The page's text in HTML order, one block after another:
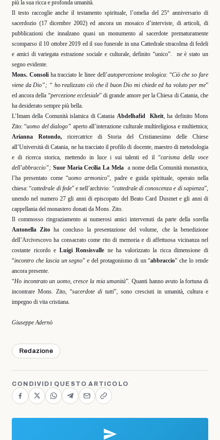
più la sua ricca e profonda umanità.
Il testo raccoglie anche il testamento spirituale, l’omelia del 25° anniversario di
sacerdozio (17 dicembre 2002) ed ancora un mosaico d’interviste, di articoli, di
pubblicazioni che innalzano quasi un monumento al sacerdote prematuramente
scomparso il 10 ottobre 2019 ed il suo funerale in una Cattedrale stracolma di fedeli
e amici di variegata estrazione sociale e culturale, definito “unico”.
ne è stato un
segno evidente.
Mons. Consoliha tracciato le linee dell’autopercezione teologica: “Ciò che so fare
viene da Dio”; “ ho realizzato ciò che il buon Dio mi chiede ed ha voluto per me”
ed ancora della “percezione ecclesiale” di grande amore per la Chiesa di Catania, che
ha desiderato sempre più bella.
L’Imam della Comunità islamica di Catania Abdelhafid Kheit, ha definito Mons
Zito: “uomo del dialogo” aperto all’interazione culturale multireligiosa e multietnica;
Arianna Rotondo, ricercatrice di Storia del Cristianesimo delle Chiese
all’Università di Catania, ne ha tracciato il profilo di docente, maestro di metodologia
e di ricerca storica, mettendo in luce i sui talenti ed il “carisma della voce
dell’abbraccio”; Suor Maria Cecilia La Mela a nome della Comunità monastica,
l’ha presentato come “uomo armonico”, padre e guida spirituale, operaio nella
chiesa: “cattedrale di fede” e nell’archivio: “cattedrale di conoscenza e di sapienza”,
unendo nel numero 27 gli anni di episcopato del Beato Card Dusmet e gli anni di
cappellania del monastero donati da Mons. Zito.
Il commosso ringraziamento ai numerosi amici intervenuti da parte della sorella
Antonella Zito ha concluso la presentazione del volume, che la benedizione
dell’Arcivescovo ha consacrato come rito di memoria e di affettuosa vicinanza nel
costante ricordo e Luigi Ronsisvalle ne ha valorizzato la ricca dimensione di
“incontro che lascia un segno” e del protagonismo di un “abbraccio” che lo rende
ancora presente.
“Ho incontrato un uomo, cresce la mia umanità”. Quanti hanno avuto la fortuna di
incontrare Mons. Zito, “sacerdote di tutti”, sono cresciuti in umanità, cultura e
impegno di vita cristiana.
Giuseppe Adernò
Redazione
CONDIVIDI QUESTO ARTICOLO